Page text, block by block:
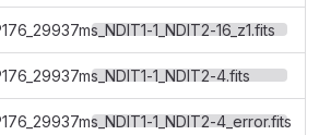
1_NDIT2-16_z1.fits
1_NDIT2-4.fits
1_NDIT2-4_error.fits